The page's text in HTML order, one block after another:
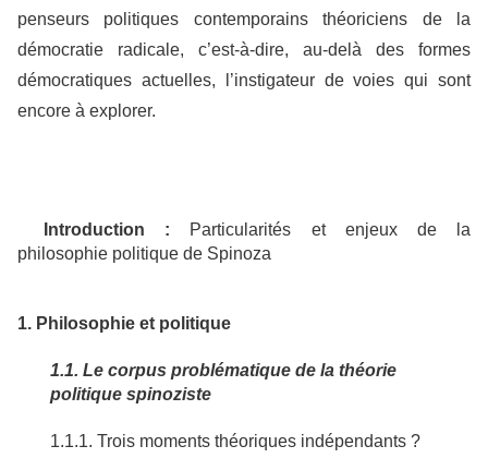
penseurs politiques contemporains théoriciens de la
démocratie radicale, c’est-à-dire, au-delà des formes
démocratiques actuelles, l’instigateur de voies qui sont
encore à explorer.
Introduction : Particularités et enjeux de la
philosophie politique de Spinoza
1. Philosophie et politique
1.1. Le corpus problématique de la théorie
politique spinoziste
1.1.1. Trois moments théoriques indépendants ?